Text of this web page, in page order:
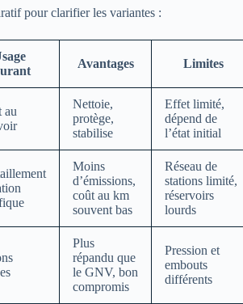
pour clarifier les variantes :
Avantages Limites
au
Nettoie,
protège,
stabilise
Effet limité,
dépend de
l’état initial
Moins
d’émissions,
coût au km
souvent bas
Réseau de
stations limité,
réservoirs
lourds
Plus
répandu que
le GNV, bon
compromis
Pression et
embouts
différents